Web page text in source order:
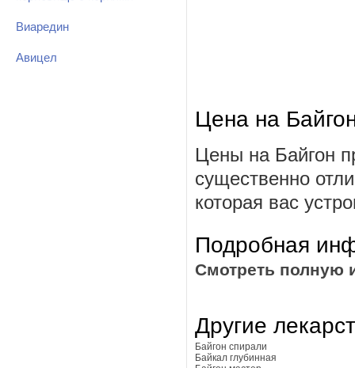
Виаредин
Авицел
Цена на
Цены на Байгон
существенно
которая вас
Подробная
Смотреть полную
Другие
Байгон спирали
Байкал глубинная